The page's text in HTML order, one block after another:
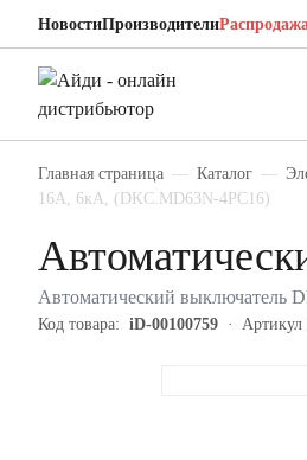
НовостиПроизводители
Главная страница Каталог
16А, 6кА, (DKC.MD63N-4PC16)
Автоматический выключатель
Код товара: iD-00100759 Артикул
DKC MD63N-4PC16
Автоматический